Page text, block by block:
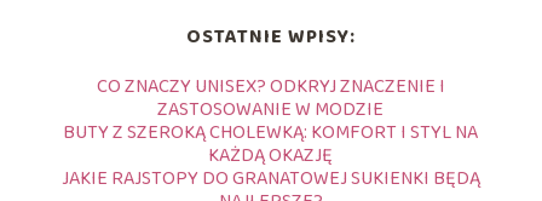
OSTATNIE WPISY:
CO ZNACZY UNISEX? ODKRYJ ZNACZENIE I
ZASTOSOWANIE W MODZIE
BUTY Z SZEROKĄ CHOLEWKĄ: KOMFORT I STYL NA
KAŻDĄ OKAZJĘ
JAKIE RAJSTOPY DO GRANATOWEJ SUKIENKI BĘDĄ